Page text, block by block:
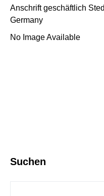
Anschrift geschäftlich
Germany
No Image Available
Suchen